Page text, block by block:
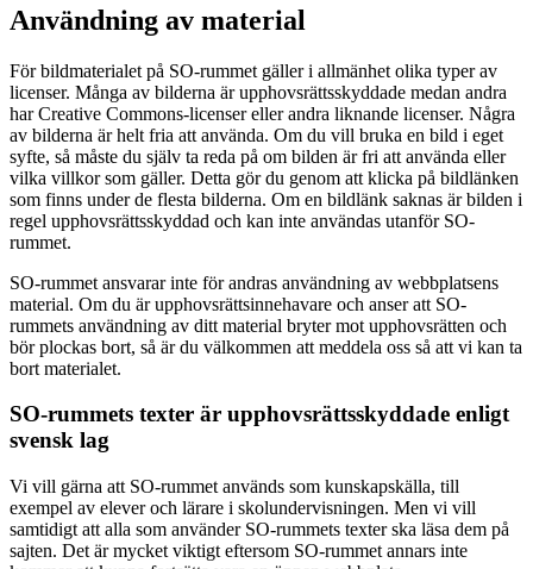
Användning av material
För bildmaterialet på SO-rummet gäller i allmänhet olika typer av
licenser. Många av bilderna är upphovsrättsskyddade medan andra
har Creative Commons-licenser eller andra liknande licenser. Några
av bilderna är helt fria att använda. Om du vill bruka en bild i eget
syfte, så måste du själv ta reda på om bilden är fri att använda eller
vilka villkor som gäller. Detta gör du genom att klicka på bildlänken
som finns under de flesta bilderna. Om en bildlänk saknas är bilden i
regel upphovsrättsskyddad och kan inte användas utanför SO-
rummet.
SO-rummet ansvarar inte för andras användning av webbplatsens
material. Om du är upphovsrättsinnehavare och anser att SO-
rummets användning av ditt material bryter mot upphovsrätten och
bör plockas bort, så är du välkommen att meddela oss så att vi kan ta
bort materialet.
SO-rummets texter är upphovsrättsskyddade enligt
svensk lag
Vi vill gärna att SO-rummet används som kunskapskälla, till
exempel av elever och lärare i skolundervisningen. Men vi vill
samtidigt att alla som använder SO-rummets texter ska läsa dem på
sajten. Det är mycket viktigt eftersom SO-rummet annars inte